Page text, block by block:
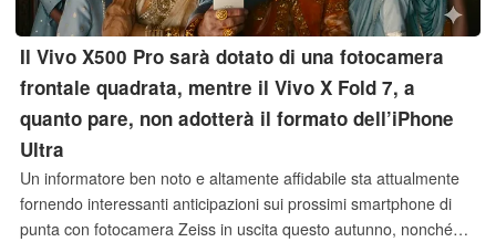
Il Vivo X500 Pro sarà dotato di una fotocamera
frontale quadrata, mentre il Vivo X Fold 7, a
quanto pare, non adotterà il formato dell’iPhone
Ultra
Un informatore ben noto e altamente affidabile sta attualmente
fornendo interessanti anticipazioni sui prossimi smartphone di
punta con fotocamera Zeiss in uscita questo autunno, nonché